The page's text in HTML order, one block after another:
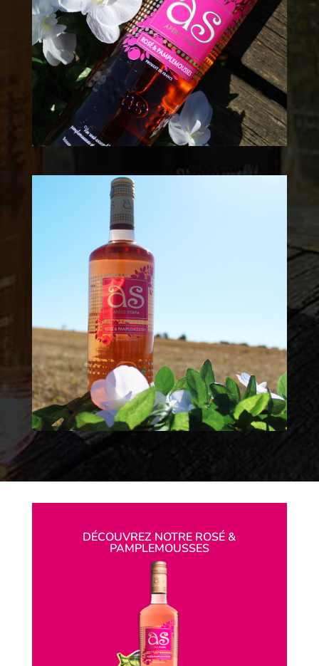
DÉCOUVREZ NOTRE ROSÉ &
PAMPLEMOUSSES